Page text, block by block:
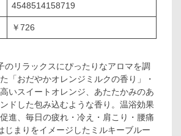
4548514158719
￥726
のリラックスにぴったりなアロマを調
「おだやかオレンジミルクの香り」・
いスイートオレンジ、あたたかみのあ
ドした包み込むような香り。温浴効果
進、毎日の疲れ・冷え・肩こり・腰痛
じまりをイメージしたミルキーブルー